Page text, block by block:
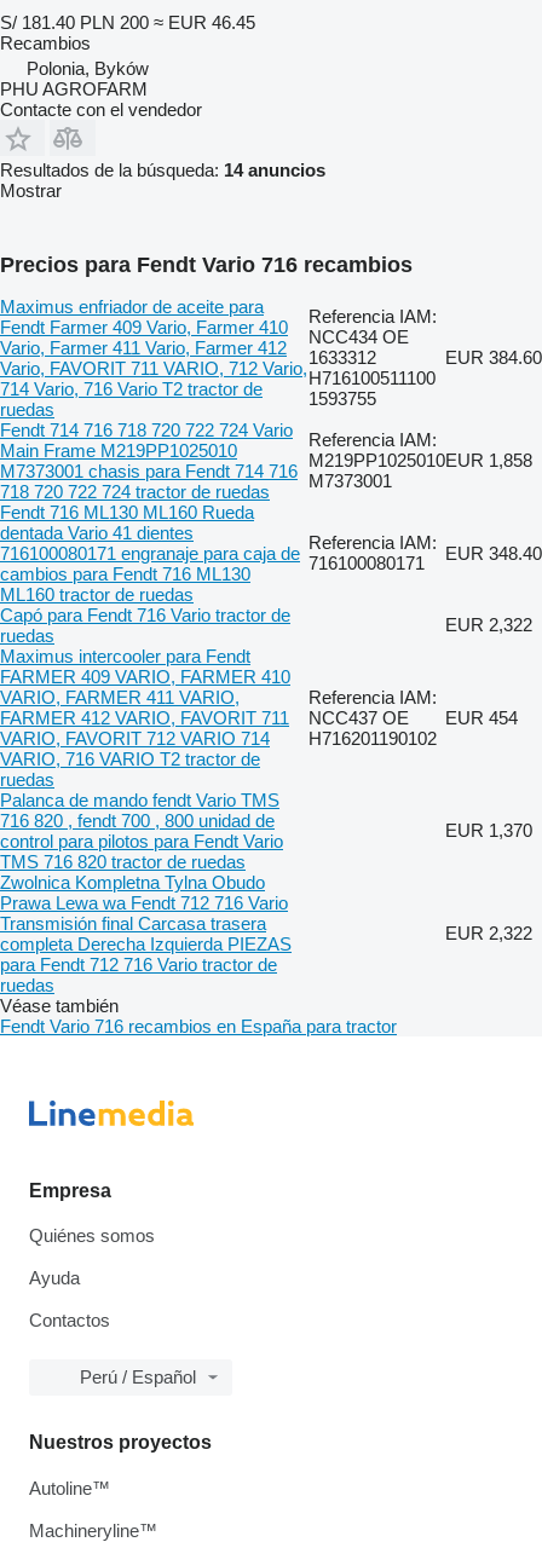
S/ 181.40 PLN 200 ≈ EUR 46.45
Recambios
Polonia, Byków
PHU AGROFARM
Contacte con el vendedor
Resultados de la búsqueda: 14 anuncios
Mostrar
Precios para Fendt Vario 716 recambios
Maximus enfriador de aceite para
Fendt Farmer 409 Vario, Farmer 410
Vario, Farmer 411 Vario, Farmer 412
Vario, FAVORIT 711 VARIO, 712 Vario,
714 Vario, 716 Vario T2 tractor de
ruedas
Referencia IAM:
NCC434 OE
1633312
H716100511100
1593755
EUR 384.60
Fendt 714 716 718 720 722 724 Vario
Main Frame M219PP1025010
M7373001 chasis para Fendt 714 716
718 720 722 724 tractor de ruedas
Referencia IAM:
M219PP1025010
M7373001
EUR 1,858
Fendt 716 ML130 ML160 Rueda
dentada Vario 41 dientes
716100080171 engranaje para caja de
cambios para Fendt 716 ML130
ML160 tractor de ruedas
Referencia IAM:
716100080171
EUR 348.40
Capó para Fendt 716 Vario tractor de
ruedas
EUR 2,322
Maximus intercooler para Fendt
FARMER 409 VARIO, FARMER 410
VARIO, FARMER 411 VARIO,
FARMER 412 VARIO, FAVORIT 711
VARIO, FAVORIT 712 VARIO 714
VARIO, 716 VARIO T2 tractor de
ruedas
Referencia IAM:
NCC437 OE
H716201190102
EUR 454
Palanca de mando fendt Vario TMS
716 820 , fendt 700 , 800 unidad de
control para pilotos para Fendt Vario
TMS 716 820 tractor de ruedas
EUR 1,370
Zwolnica Kompletna Tylna Obudo
Prawa Lewa wa Fendt 712 716 Vario
Transmisión final Carcasa trasera
completa Derecha Izquierda PIEZAS
para Fendt 712 716 Vario tractor de
ruedas
EUR 2,322
Véase también
Fendt Vario 716 recambios en España para tractor
Empresa
Quiénes somos
Ayuda
Contactos
Perú / Español
Nuestros proyectos
Autoline™
Machineryline™